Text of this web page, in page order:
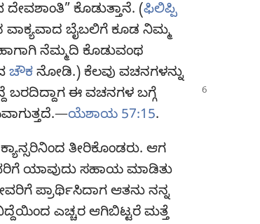
ಕೊಡುತ್ತಾನೆ. (ಫಿಲಿಪ್ಪಿ
ಬೈಬಲಿಗೆ ಕೂಡ ನಿಮ್ಮ
ನೆಮ್ಮದಿ ಕೊಡುವಂಥ
ಚೌಕನೋಡಿ.) ಕೆಲವು ವಚನಗಳನ್ನು
ಬರದಿದ್ದಾಗ ಈ ವಚನಗಳ ಬಗ್ಗೆ
ಯೆಶಾಯ 57:15.
ತೀರಿಕೊಂಡರು. ಆಗ
ಯಾವುದು ಸಹಾಯ ಮಾಡಿತು
ಪ್ರಾರ್ಥಿಸಿದಾಗ ಆತನು ನನ್ನ
ಎಚ್ಚರ ಆಗಿಬಿಟ್ಟರೆ ಮತ್ತೆ